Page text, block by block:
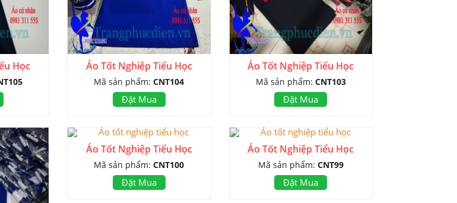
Học Áo Tốt Nghiệp Tiểu Học
Mã sản phẩm:CNT104
Đặt Mua
Áo Tốt Nghiệp Tiểu Học
Mã sản phẩm: CNT103
Đặt Mua
Áo Tốt Nghiệp Tiểu Học
Mã sản phẩm:CNT100
Đặt Mua
Áo Tốt Nghiệp Tiểu Học
Mã sản phẩm: CNT99
Đặt Mua